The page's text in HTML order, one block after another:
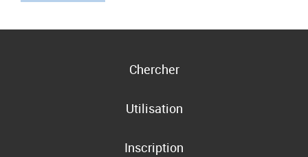
Chercher
Utilisation
Inscription